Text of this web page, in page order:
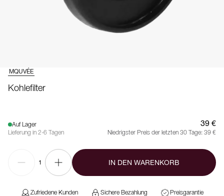
MQUVÉE
Kohlefilter
Auf Lager
Lieferung in 2-6 Tagen
39 €
Niedrigster Preis der letzten 30 Tage: 39 €
1 IN DEN WARENKORB
Zufriedene Kunden Sichere Bezahlung Preisgarantie